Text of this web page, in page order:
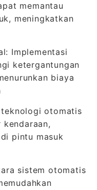
memantau
meningkatkan
Implementasi
ketergantungan
biaya
teknologi otomatis
pintu masuk
sistem otomatis